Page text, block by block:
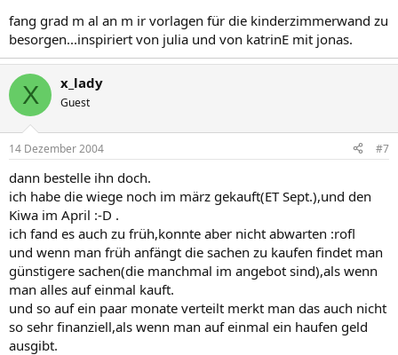
fang grad m al an m ir vorlagen für die kinderzimmerwand zu
besorgen...inspiriert von julia und von katrinE mit jonas.
X x_lady
Guest
14 Dezember 2004 #7
dann bestelle ihn doch.
ich habe die wiege noch im märz gekauft(ET Sept.),und den
Kiwa im April :-D .
ich fand es auch zu früh,konnte aber nicht abwarten :rofl
und wenn man früh anfängt die sachen zu kaufen findet man
günstigere sachen(die manchmal im angebot sind),als wenn
man alles auf einmal kauft.
und so auf ein paar monate verteilt merkt man das auch nicht
so sehr finanziell,als wenn man auf einmal ein haufen geld
ausgibt.